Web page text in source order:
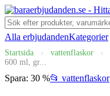
Alla erbjudandenKategorier
Startsida › vattenflaskor ›
600 ml, gr...
Spara: 30 %📂 vattenflaskor